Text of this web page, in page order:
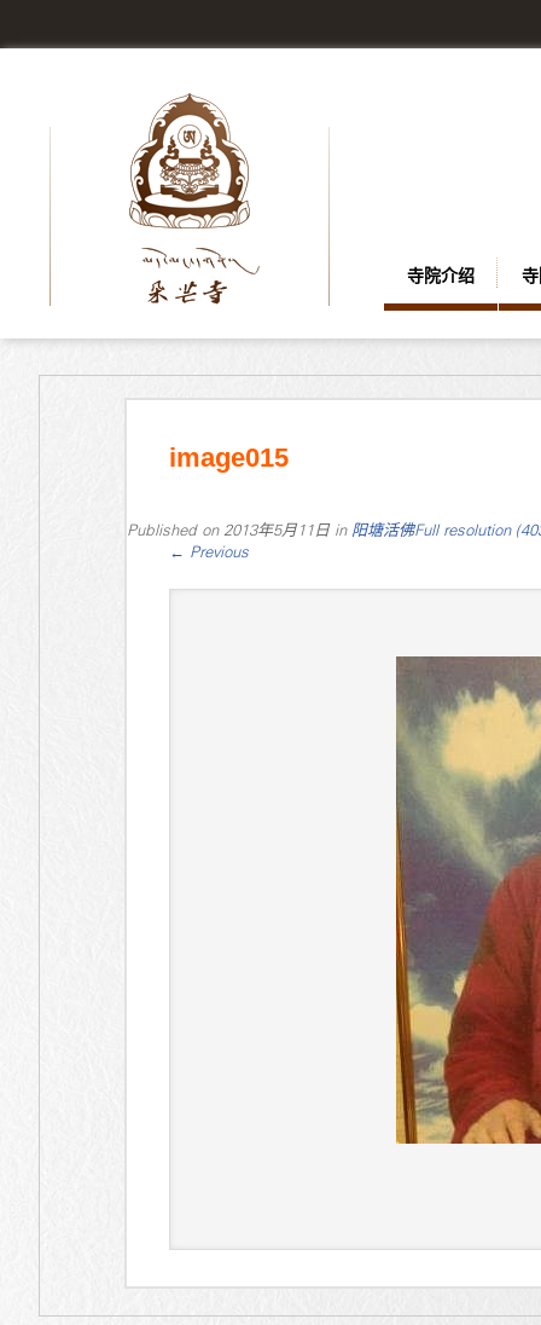
寺院介绍
image015
Published on 2013年5月11日in 阳塘活佛Full resolution
← Previous